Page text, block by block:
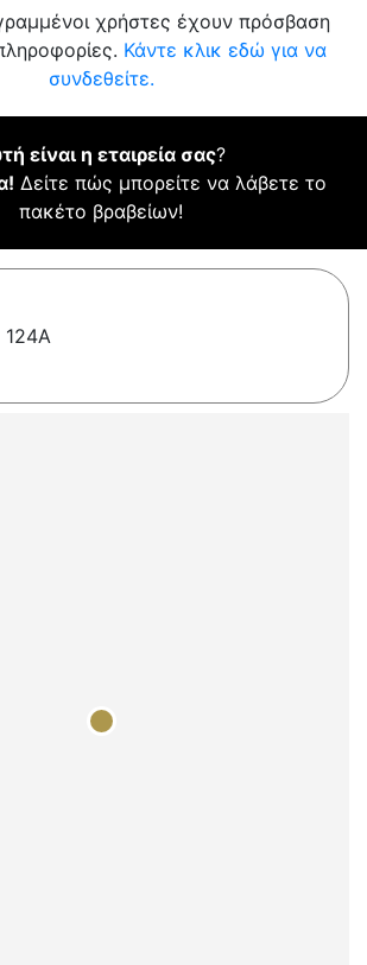
χρήστες έχουν πρόσβαση
Κάντε κλικ εδώ για να
συνδεθείτε.
είναι η εταιρεία σας?
Δείτε πώς μπορείτε να λάβετε το
πακέτο βραβείων!
124Α